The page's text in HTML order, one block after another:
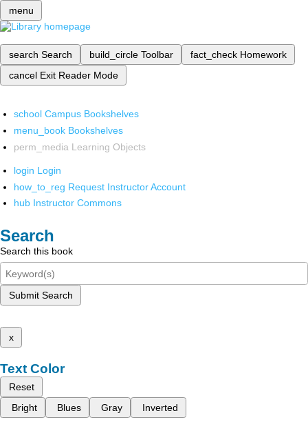
menu
search Search build_circle Toolbar fact_check Homework
cancel Exit Reader Mode
school Campus Bookshelves
menu_book Bookshelves
perm_media Learning Objects
login Login
how_to_reg Request Instructor Account
hub Instructor Commons
Search
Search this book
Submit Search
x
Text Color
Reset
Bright
Blues Gray Inverted